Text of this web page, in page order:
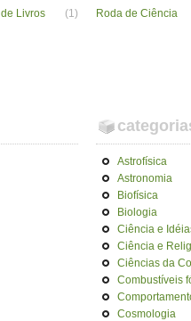
Livros (1)
Roda de Ciência
Astrofísica
Astronomia
Biofísica
Biologia
Ciência e
Ciência e
Ciências da
Combustíveis
Cosmologia